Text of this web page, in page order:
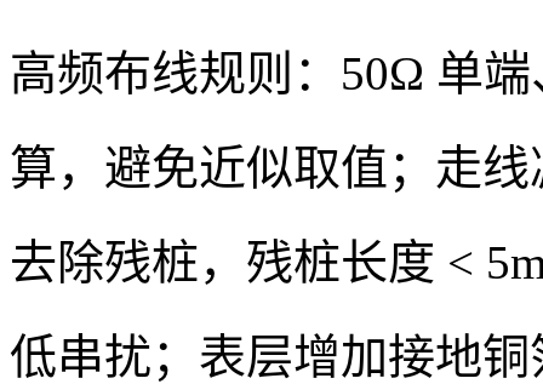
高频布线规则：50Ω 单
算，避免近似取值；走
去除残桩，残桩长度 <
低串扰；表层增加接地